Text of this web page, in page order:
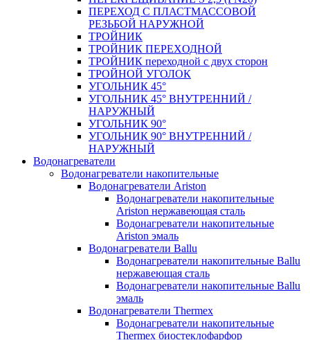
ПЕРЕХОД С ПЛАСТМАССОВОЙ
РЕЗЬБОЙ НАРУЖНОЙ
ТРОЙНИК
ТРОЙНИК ПЕРЕXОДНОЙ
ТРОЙНИК переходной с двух сторон
ТРОЙНОЙ УГОЛОК
УГОЛЬНИК 45°
УГОЛЬНИК 45° ВНУТРЕННИЙ /
НАРУЖНЫЙ
УГОЛЬНИК 90°
УГОЛЬНИК 90° ВНУТРЕННИЙ /
НАРУЖНЫЙ
Водонагреватели
Водонагреватели накопительные
Водонагреватели Ariston
Водонагреватели накопительные
Ariston нержавеющая сталь
Водонагреватели накопительные
Ariston эмаль
Водонагреватели Ballu
Водонагреватели накопительные Ballu
нержавеющая сталь
Водонагреватели накопительные Ballu
эмаль
Водонагреватели Thermex
Водонагреватели накопительные
Thermex биостеклофарфор